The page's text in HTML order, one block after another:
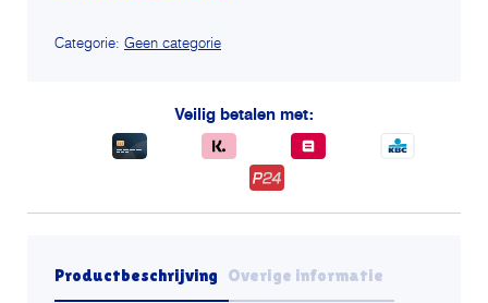
Categorie: Geen categorie
Veilig betalen met:
Productbeschrijving Overige informatie